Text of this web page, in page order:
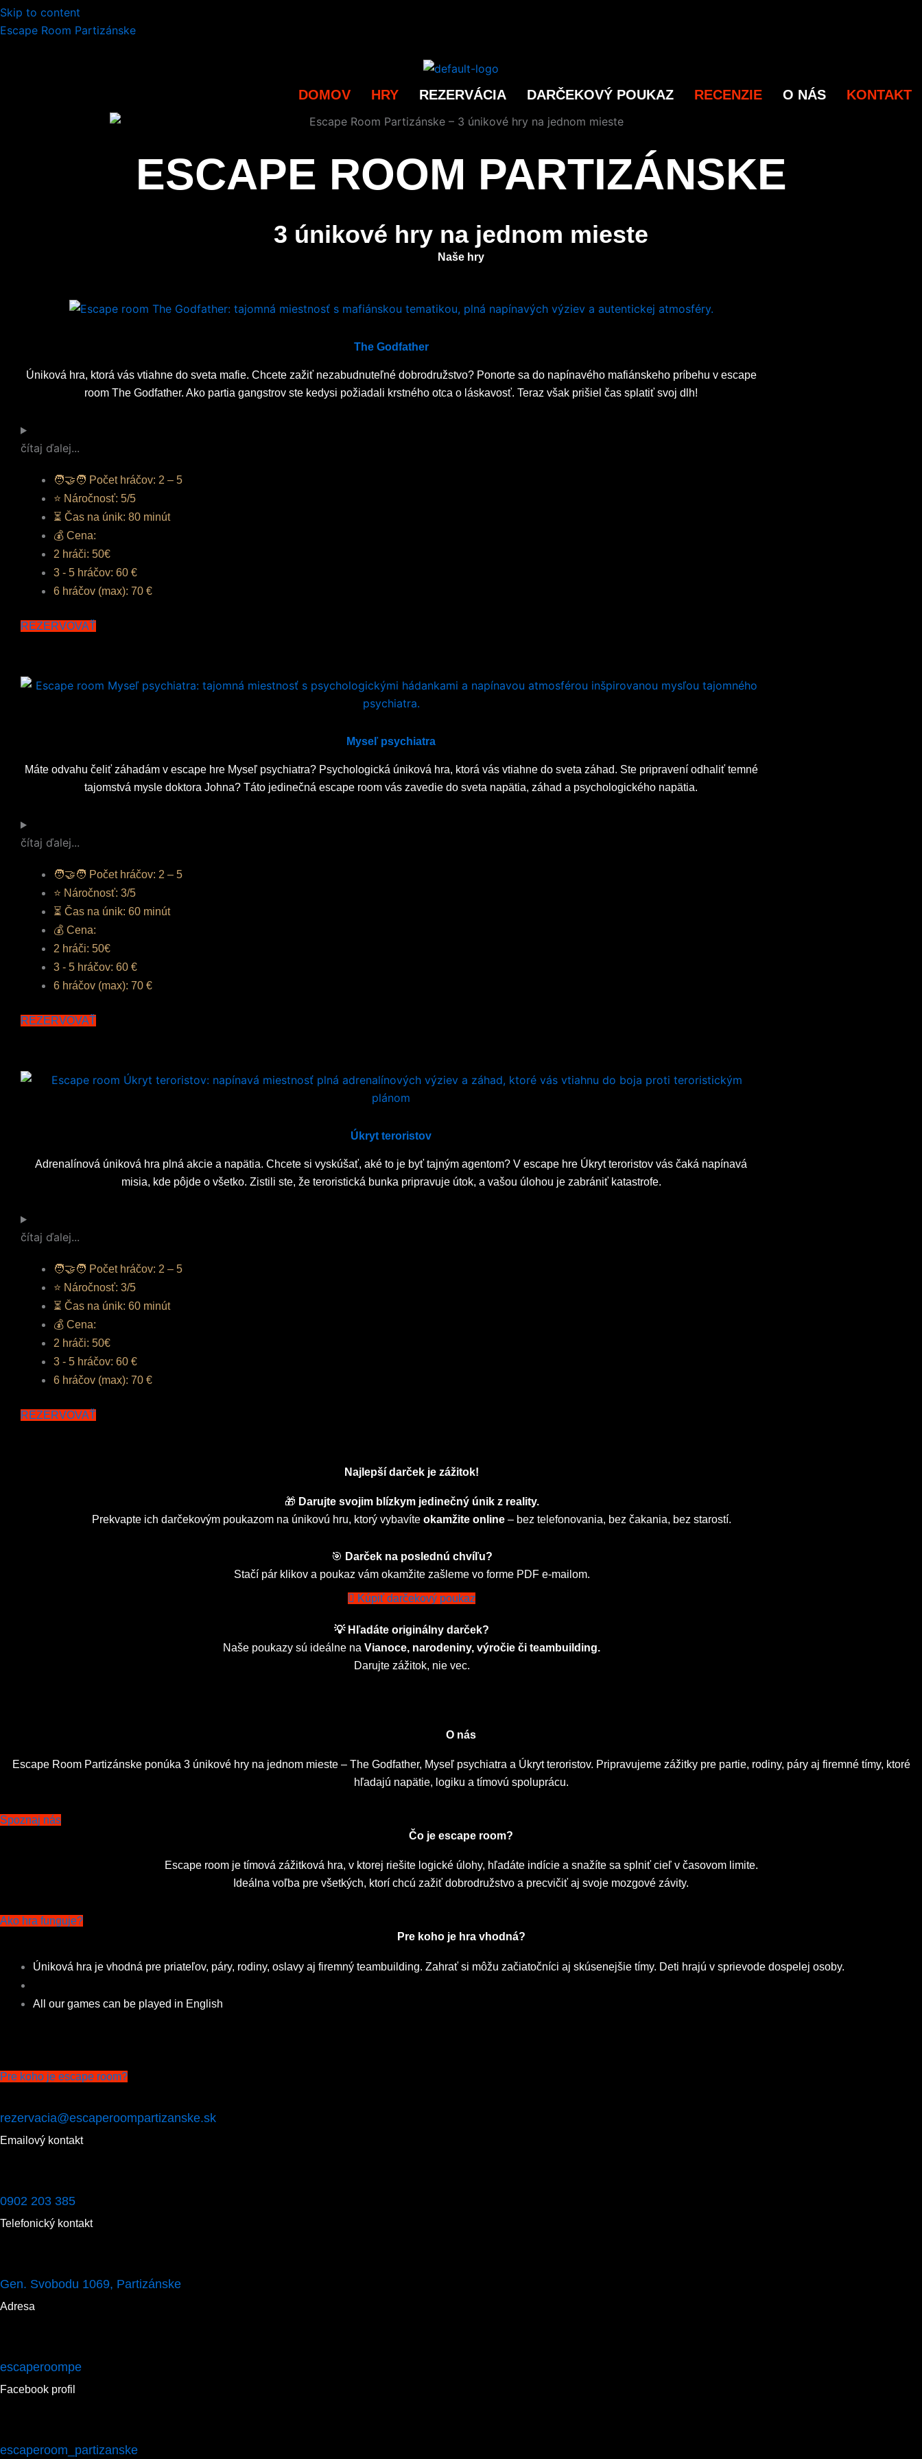
Skip to content
Preskočiť
na
Escape Room Partizánske
DOMOV HRY REZERVÁCIA DARČEKOVÝ POUKAZ RECENZIE O NÁS KONTAKT
ESCAPE ROOM PARTIZÁNSKE
3 únikové hry na jednom mieste
Naše hry
The Godfather
Úniková hra, ktorá vás vtiahne do sveta mafie. Chcete zažiť nezabudnuteľné dobrodružstvo? Ponorte sa do napínavého mafiánskeho príbehu v escape
room The Godfather. Ako partia gangstrov ste kedysi požiadali krstného otca o láskavosť. Teraz však prišiel čas splatiť svoj dlh!
čítaj ďalej...
🧑‍🤝‍🧑 Počet hráčov: 2 – 5
⭐ Náročnosť: 5/5
⏳ Čas na únik: 80 minút
💰 Cena:
2 hráči: 50€
3 - 5 hráčov: 60 €
6 hráčov (max): 70 €
REZERVOVAŤ
Myseľ psychiatra
Máte odvahu čeliť záhadám v escape hre Myseľ psychiatra? Psychologická úniková hra, ktorá vás vtiahne do sveta záhad. Ste pripravení odhaliť temné
tajomstvá mysle doktora Johna? Táto jedinečná escape room vás zavedie do sveta napätia, záhad a psychologického napätia.
čítaj ďalej...
🧑‍🤝‍🧑 Počet hráčov: 2 – 5
⭐ Náročnosť: 3/5
⏳ Čas na únik: 60 minút
💰 Cena:
2 hráči: 50€
3 - 5 hráčov: 60 €
6 hráčov (max): 70 €
REZERVOVAŤ
Úkryt teroristov
Adrenalínová úniková hra plná akcie a napätia. Chcete si vyskúšať, aké to je byť tajným agentom? V escape hre Úkryt teroristov vás čaká napínavá
misia, kde pôjde o všetko. Zistili ste, že teroristická bunka pripravuje útok, a vašou úlohou je zabrániť katastrofe.
čítaj ďalej...
🧑‍🤝‍🧑 Počet hráčov: 2 – 5
⭐ Náročnosť: 3/5
⏳ Čas na únik: 60 minút
💰 Cena:
2 hráči: 50€
3 - 5 hráčov: 60 €
6 hráčov (max): 70 €
REZERVOVAŤ
Najlepší darček je zážitok!
🎁 Darujte svojim blízkym jedinečný únik z reality.
Prekvapte ich darčekovým poukazom na únikovú hru, ktorý vybavíte okamžite online – bez telefonovania, bez čakania, bez starostí.
🎯 Darček na poslednú chvíľu?
Stačí pár klikov a poukaz vám okamžite zašleme vo forme PDF e-mailom.
Kúpiť darčekový poukaz
💡 Hľadáte originálny darček?
Naše poukazy sú ideálne na Vianoce, narodeniny, výročie či teambuilding.
Darujte zážitok, nie vec.
O nás
Escape Room Partizánske ponúka 3 únikové hry na jednom mieste – The Godfather, Myseľ psychiatra a Úkryt teroristov. Pripravujeme zážitky pre partie, rodiny, páry aj firemné tímy, ktoré
hľadajú napätie, logiku a tímovú spoluprácu.
Spoznaj nás
Čo je escape room?
Escape room je tímová zážitková hra, v ktorej riešite logické úlohy, hľadáte indície a snažíte sa splniť cieľ v časovom limite.
Ideálna voľba pre všetkých, ktorí chcú zažiť dobrodružstvo a precvičiť aj svoje mozgové závity.
Ako hra funguje?
Pre koho je hra vhodná?
Úniková hra je vhodná pre priateľov, páry, rodiny, oslavy aj firemný teambuilding. Zahrať si môžu začiatočníci aj skúsenejšie tímy. Deti hrajú v sprievode dospelej osoby.
All our games can be played in English
Pre koho je escape room?
rezervacia@escaperoompartizanske.sk
Emailový kontakt
0902 203 385
Telefonický kontakt
Gen. Svobodu 1069, Partizánske
Adresa
escaperoompe
Facebook profil
escaperoom_partizanske